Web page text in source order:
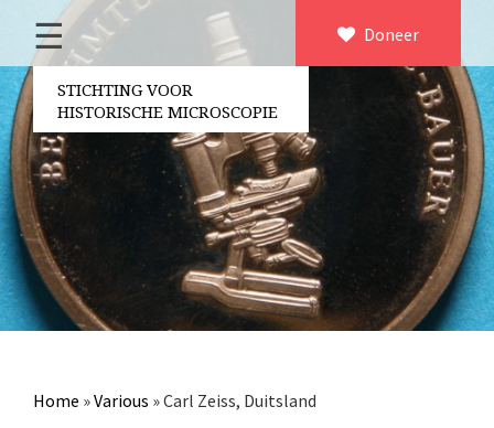
×
Home
Over ons
Contact
Bestuur
Vrijwilligers
Partners
Jaarverslagen
Microscopen
Doneer
☰
STICHTING VOOR
HISTORISCHE MICROSCOPIE
Home »Various »Carl Zeiss, Duitsland